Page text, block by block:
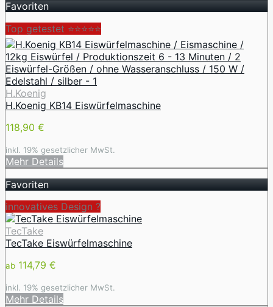
Favoriten
Top getestet ⭐⭐⭐⭐⭐
H.Koenig
H.Koenig KB14 Eiswürfelmaschine
118,90 €
inkl. 19% gesetzlicher MwSt.
Mehr Details
Favoriten
innovatives Design ️?
TecTake
TecTake Eiswürfelmaschine
ab 114,79 €
inkl. 19% gesetzlicher MwSt.
Mehr Details